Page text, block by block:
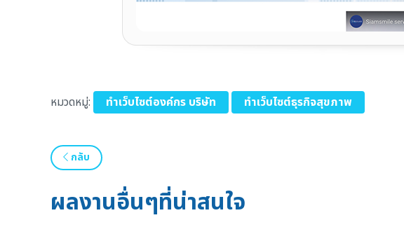
หมวดหมู่: ทำเว็บไซต์องค์กร บริษัท ทำเว็บไซต์ธุรกิจสุขภาพ
กลับ
ผลงานอื่นๆที่น่าสนใจ